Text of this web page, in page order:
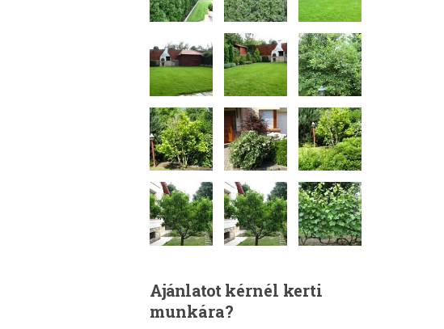
Ajánlatot kérnél kerti
munkára?